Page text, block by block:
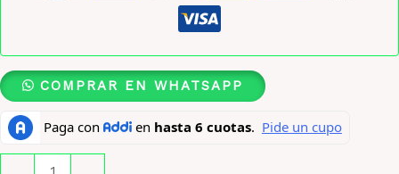
COMPRAR EN WHATSAPP
Orientica